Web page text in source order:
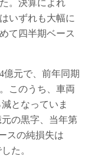
。決算によれ
いずれも大幅に
て四半期ベース
元で、前年同期
このうち、車両
となっていま
の黒字、当年第
スの純損失は
た。